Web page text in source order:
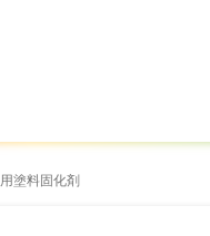
塗料固化剤